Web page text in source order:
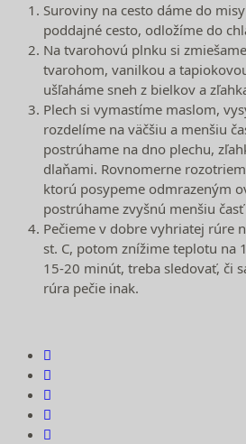
Suroviny na cesto dáme do
poddajné cesto, odložíme do
Na tvarohovú plnku si
tvarohom, vanilkou a
ušľaháme sneh z bielkov a
Plech si vymastíme maslom,
rozdelíme na väčšiu a menšiu
postrúhame na dno plechu,
dlaňami. Rovnomerne
ktorú posypeme odmrazeným
postrúhame zvyšnú menšiu časť
Pečieme v dobre vyhriatej rúre
st. C, potom znížime teplotu na
15-20 minút, treba sledovať, či
rúra pečie inak.